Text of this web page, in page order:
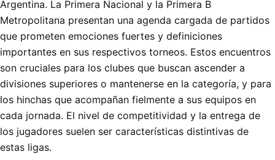
Argentina. La Primera Nacional y la Primera B
Metropolitana presentan una agenda cargada de partidos
que prometen emociones fuertes y definiciones
importantes en sus respectivos torneos. Estos encuentros
son cruciales para los clubes que buscan ascender a
divisiones superiores o mantenerse en la categoría, y para
los hinchas que acompañan fielmente a sus equipos en
cada jornada. El nivel de competitividad y la entrega de
los jugadores suelen ser características distintivas de
estas ligas.